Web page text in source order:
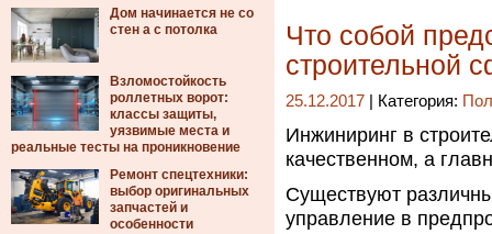
Дом начинается не со
стен а с потолка
Взломостойкость
роллетных ворот:
классы защиты,
уязвимые места и
реальные тесты на проникновение
Ремонт спецтехники:
выбор оригинальных
запчастей и
особенности
Что собой
строительной
25.12.2017 | Категория:
Инжиниринг в
качественном, а
Существуют
управление в